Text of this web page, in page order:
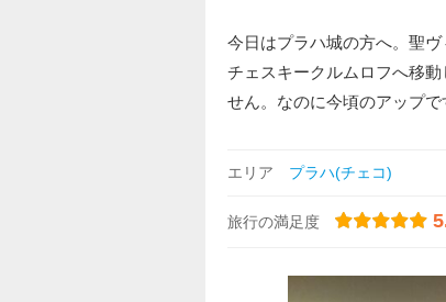
今日はプラハ城の方へ。聖
チェスキークルムロフへ移
せん。なのに今頃のアップで
エリア プラハ(チェコ)
旅行の満足度